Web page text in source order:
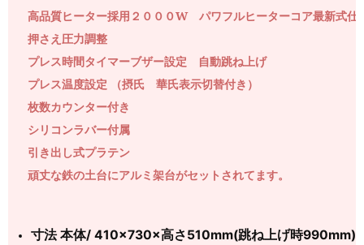
高品質ヒーター採用２０００W パワフルヒーターコア最新式仕
押さえ圧力調整
プレス時間タイマーブザー設定 自動跳ね上げ
プレス温度設定 （摂氏 華氏表示切替付き）
枚数カウンター付き
シリコンラバー付属
引き出し式プラテン
頑丈な鉄の土台にアルミ架台がセットされてます。
寸法 本体/ 410×730×高さ510mm(跳ね上げ時990mm)